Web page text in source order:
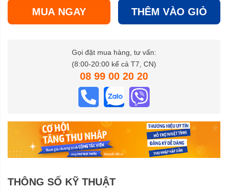
MUA NGAY THÊM VÀO GIỎ
Gọi đặt mua hàng, tư vấn:
(8:00-20:00 kể cả T7, CN)
08 99 00 20 20
THÔNG SỐ KỸ THUẬT